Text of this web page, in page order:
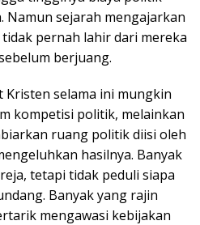
Namun sejarah mengajarkan
pernah lahir dari mereka
berjuang.
Kristen selama ini mungkin
kompetisi politik, melainkan
ruang politik diisi oleh
hasilnya. Banyak
tetapi tidak peduli siapa
Banyak yang rajin
mengawasi kebijakan